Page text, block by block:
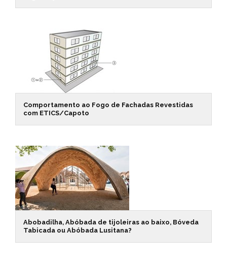
Comportamento ao Fogo de Fachadas Revestidas
com ETICS/Capoto
Abobadilha, Abóbada de tijoleiras ao baixo, Bóveda
Tabicada ou Abóbada Lusitana?